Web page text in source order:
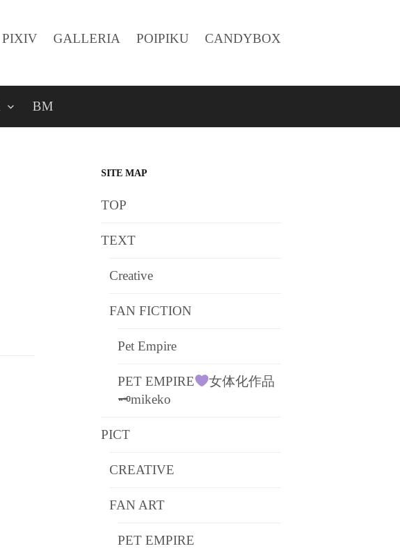
PIXIV GALLERIA POIPIKU CANDYBOX
BM
SITE MAP
TOP
TEXT
Creative
FAN FICTION
Pet Empire
PET EMPIRE
女体化作品
🗝mikeko
PICT
CREATIVE
FAN ART
PET EMPIRE